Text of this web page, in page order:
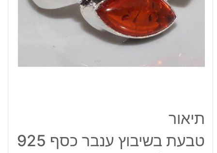
תיאור
טבעת בשיבוץ ענבר כסף 925